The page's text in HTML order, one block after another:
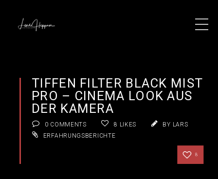
TIFFEN FILTER BLACK MIST
PRO – CINEMA LOOK AUS
DER KAMERA
0 COMMENTS 8 LIKES
BY LARS
ERFAHRUNGSBERICHTE
8